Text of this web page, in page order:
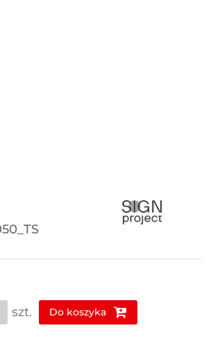
szt. Do koszyka